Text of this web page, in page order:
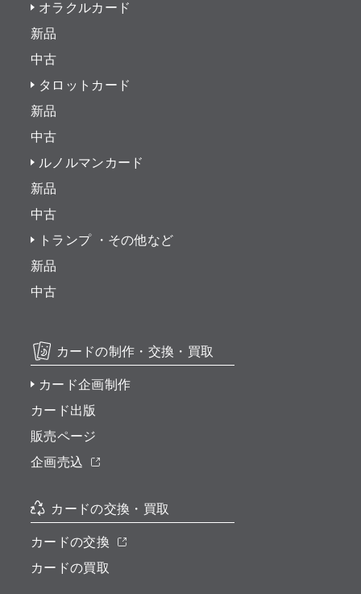
オラクルカード
新品
中古
タロットカード
新品
中古
ルノルマンカード
新品
中古
トランプ ・その他など
新品
中古
カードの制作・交換・買取
カード企画制作
カード出版
販売ページ
企画売込
カードの交換・買取
カードの交換
カードの買取